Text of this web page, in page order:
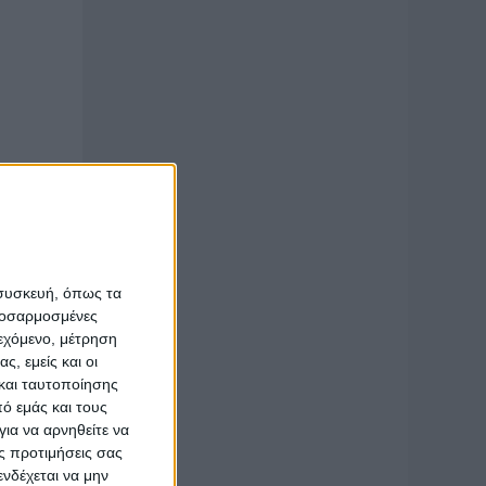
όπως τα
μέτρηση
εμείς και οι
ταυτοποίησης
εμάς και τους
να αρνηθείτε να
προτιμήσεις σας
να μην